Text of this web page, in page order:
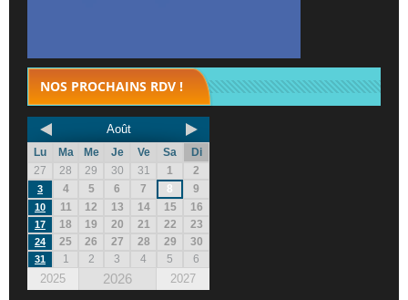
NOS PROCHAINS RDV !
Août
Lu Ma Me Je Ve Sa
Di
27
28 29 30 31 1 2
3 4 5 6 7 8 9
10 11 12 13 14 15 16
17 18 19 20 21 22 23
24 25 26 27 28 29 30
31 1 2 3 4 5 6
2025 2026 2027